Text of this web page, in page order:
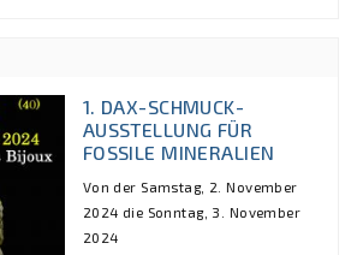
1. DAX-SCHMUCK-
AUSSTELLUNG FÜR
FOSSILE MINERALIEN
Von der Samstag, 2. November
2024 die Sonntag, 3. November
2024